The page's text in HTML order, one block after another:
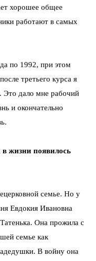
хорошее общее
работают в самых
по 1992, при этом
третьего курса я
Это дало мне рабочий
и окончательно
жизни появилось
семье. Но у
Евдокия Ивановна
Она прожила с
семье как
В войну она